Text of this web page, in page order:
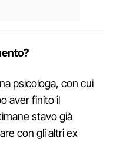
psicologa, con cui
aver finito il
stavo già
con gli altri ex